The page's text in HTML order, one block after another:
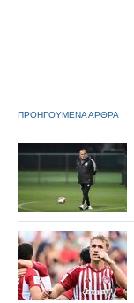
ΠΡΟΗΓΟΥΜΕΝΑ ΑΡΘΡΑ